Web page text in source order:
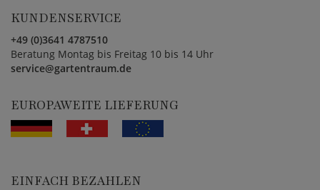
KUNDENSERVICE
+49 (0)3641 4787510
Beratung Montag bis Freitag 10 bis 14 Uhr
service@gartentraum.de
EUROPAWEITE LIEFERUNG
EINFACH BEZAHLEN